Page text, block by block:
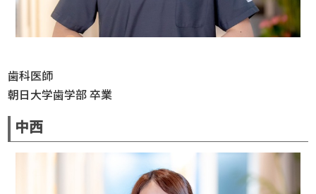
歯科医師
朝日大学歯学部 卒業
中西